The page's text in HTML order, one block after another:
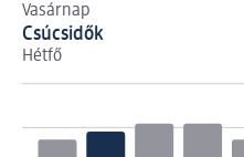
Vasárnap
Csúcsidők
Hétfő